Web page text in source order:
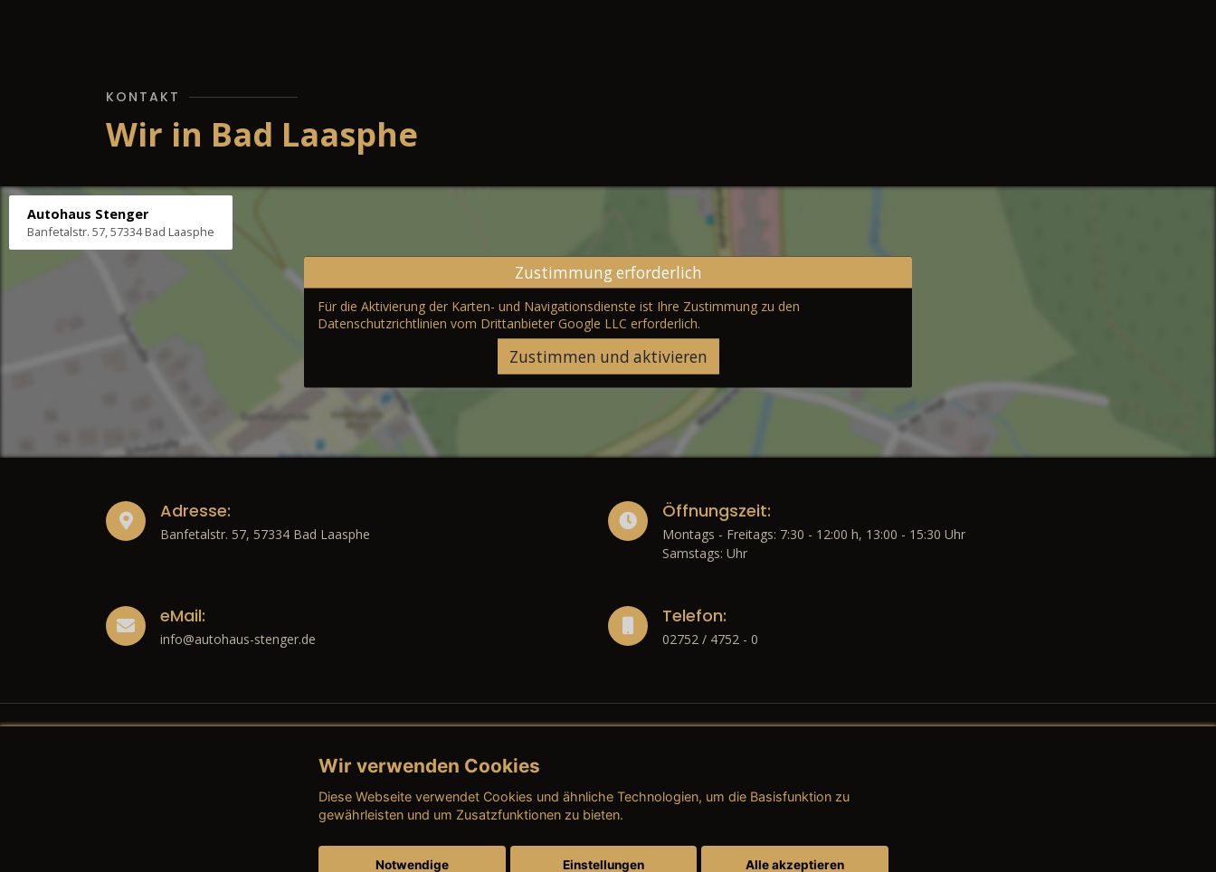
KONTAKT
Wir in Bad Laasphe
Autohaus Stenger
Banfetalstr. 57, 57334 Bad Laasphe
Zustimmung erforderlich
Für die Aktivierung der Karten- und Navigationsdienste ist Ihre Zustimmung zu den
Datenschutzrichtlinien vom Drittanbieter Google LLC erforderlich.
Zustimmen und aktivieren
Adresse:
Banfetalstr. 57, 57334 Bad Laasphe
Öffnungszeit:
Montags - Freitags: 7:30 - 12:00 h, 13:00 - 15:30 Uhr
Samstags: Uhr
eMail:
info@autohaus-stenger.de
Telefon:
02752 / 4752 - 0
Rechtliches
→ Impressum
→ AGB (Neuwagen)
→ AGB (Teile & Zubehör)
Wir verwenden Cookies
Diese Webseite verwendet Cookies und ähnliche Technologien, um die Basisfunktion zu
gewährleisten und um Zusatzfunktionen zu bieten.
Notwendige Einstellungen Alle akzeptieren